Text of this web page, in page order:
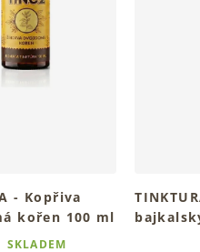
- Kopřiva
kořen 100 ml
SKLADEM